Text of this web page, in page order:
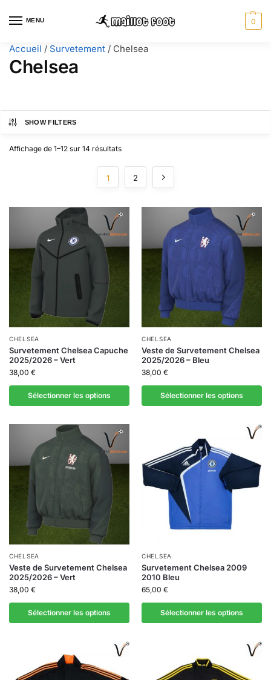
MENU 0
Accueil / Survetement / Chelsea
Chelsea
SHOW FILTERS
Affichage de 1–12 sur 14 résultats
1 2
CHELSEA
Survetement Chelsea Capuche
2025/2026 – Vert
38,00 €
Sélectionner les options
CHELSEA
Veste de Survetement Chelsea
2025/2026 – Bleu
38,00 €
Sélectionner les options
CHELSEA
Veste de Survetement Chelsea
2025/2026 – Vert
38,00 €
Sélectionner les options
CHELSEA
Survetement Chelsea 2009
2010 Bleu
65,00 €
Sélectionner les options